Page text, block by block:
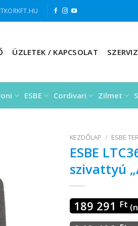
ÜZLETEK / KAPCSOLAT
ESBE Cordivari Zilmet
KEZDŐLAP / ESBE
ESBE
szivattyú
189 291 Ft